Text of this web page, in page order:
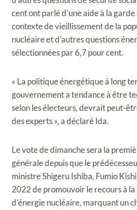
cent ont parlé d'une aide à la
contexte de vieillissement de la
nucléaire et d'autres questions
sélectionnées par 6,7 pour cent.
« La politique énergétique à long
gouvernement a tendance à être
selon les électeurs, devrait peut-
des experts », a déclaré Ida.
Le vote de dimanche sera la
générale depuis que le
ministre Shigeru Ishiba, Fumio
2022 de promouvoir le recours à
d'énergie nucléaire, marquant un